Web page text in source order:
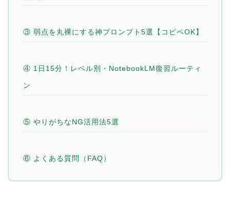
③ 弱点を丸裸にする神プロンプト5選【コピペOK】
④ 1日15分！レベル別・NotebookLM復習ルーティ
ン
⑤ やりがちなNG活用法5選
⑥ よくある質問（FAQ）